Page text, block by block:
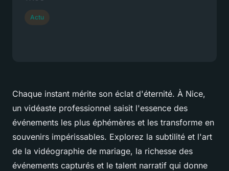
Chaque instant mérite son éclat d'éternité. À Nice,
un vidéaste professionnel saisit l'essence des
événements les plus éphémères et les transforme en
souvenirs impérissables. Explorez la subtilité et l'art
de la vidéographie de mariage, la richesse des
événements capturés et le talent narratif qui donne
Actu